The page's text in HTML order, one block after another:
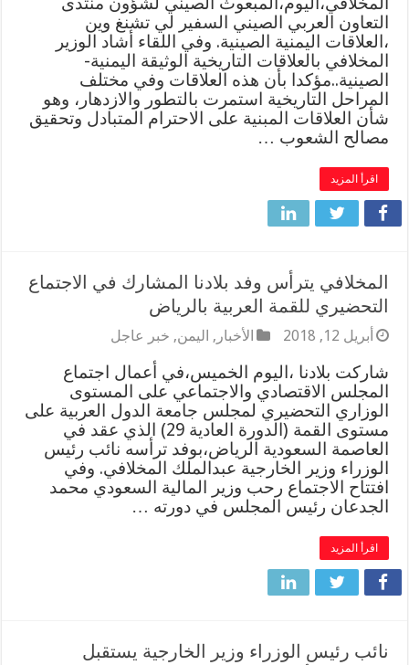
التعاون العربي الصيني السفير لي تشنغ وين
،العلاقات اليمنية الصينية. وفي اللقاء أشاد الوزير
المخلافي بالعلاقات التاريخية الوثيقة اليمنية-
الصينية..مؤكدا بأن هذه العلاقات وفي مختلف
المراحل التاريخية استمرت بالتطور والازدهار، وهو
شأن العلاقات المبنية على الاحترام المتبادل وتحقيق
مصالح الشعوب …
اقرأ المزيد
المخلافي يترأس وفد بلادنا المشارك في الاجتماع
التحضيري للقمة العربية بالرياض
أبريل 12, 2018 الأخبار , اليمن, خبر عاجل
شاركت بلادنا ،اليوم الخميس،في أعمال اجتماع
المجلس الاقتصادي والاجتماعي على المستوى
الوزاري التحضيري لمجلس جامعة الدول العربية على
مستوى القمة (الدورة العادية 29) الذي عقد في
العاصمة السعودية الرياض،بوفد ترأسه نائب رئيس
الوزراء وزير الخارجية عبدالملك المخلافي. وفي
افتتاح الاجتماع رحب وزير المالية السعودي محمد
الجدعان رئيس المجلس في دورته …
اقرأ المزيد
نائب رئيس الوزراء وزير الخارجية يستقبل